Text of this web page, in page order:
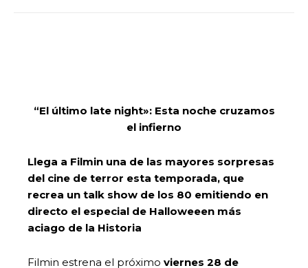
“El último late night»: Esta noche cruzamos
el infierno
Llega a Filmin una de las mayores sorpresas
del cine de terror esta temporada, que
recrea un talk show de los 80 emitiendo en
directo el especial de Halloweeen más
aciago de la Historia
Filmin estrena el próximo viernes 28 de